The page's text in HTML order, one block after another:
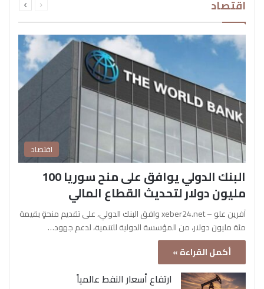
اقتصاد الصفحةالصفحة
اقتصاد
البنك الدولي يوافق على منح سوريا 100
مليون دولار لتحديث القطاع المالي
آفرين علو – xeber24.net وافق البنك الدولي، على تقديم منحةٍ بقيمة
مئة مليون دولار، من المؤسسة الدولية للتنمية، لدعم جهود…
أكمل القراءة »
ارتفاع أسعار النفط عالمياً